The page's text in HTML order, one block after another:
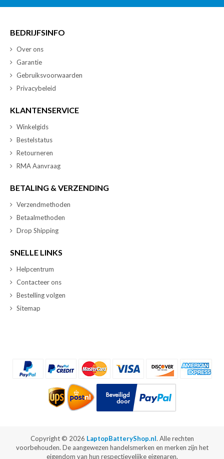
BEDRIJFSINFO
Over ons
Garantie
Gebruiksvoorwaarden
Privacybeleid
KLANTENSERVICE
Winkelgids
Bestelstatus
Retourneren
RMA Aanvraag
BETALING & VERZENDING
Verzendmethoden
Betaalmethoden
Drop Shipping
SNELLE LINKS
Helpcentrum
Contacteer ons
Bestelling volgen
Sitemap
Copyright © 2026 LaptopBatteryShop.nl. Alle rechten
voorbehouden. De aangewezen handelsmerken en merken zijn het
eigendom van hun respectievelijke eigenaren.